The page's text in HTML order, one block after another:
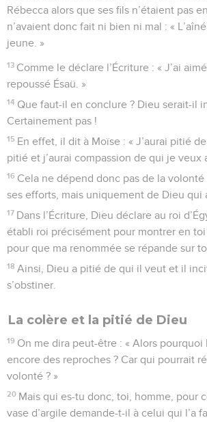
Rébecca alors que ses fils n’étaient pas
n’avaient donc fait ni bien ni mal : «
jeune. »
13 Comme le déclare l’Écriture : « J’ai
repoussé Ésaü. »
14 Que faut-il en conclure ? Dieu serait-il
Certainement pas !
15 En effet, il dit à Moïse : « J’aurai pitié
pitié et j’aurai compassion de qui je veux
16 Cela ne dépend donc pas de la volonté
ses efforts, mais uniquement de Dieu qui
17 Dans l’Écriture, Dieu déclare au roi
établi roi précisément pour montrer en
pour que ma renommée se répande sur
18 Ainsi, Dieu a pitié de qui il veut et il
s’obstiner.
La colère et la pitié de Dieu
19 On me dira peut-être : « Alors
encore des reproches ? Car qui pourrait
volonté ? »
20 Mais qui es-tu donc, toi, homme, pour
vase d’argile demande-t-il à celui qui l’a